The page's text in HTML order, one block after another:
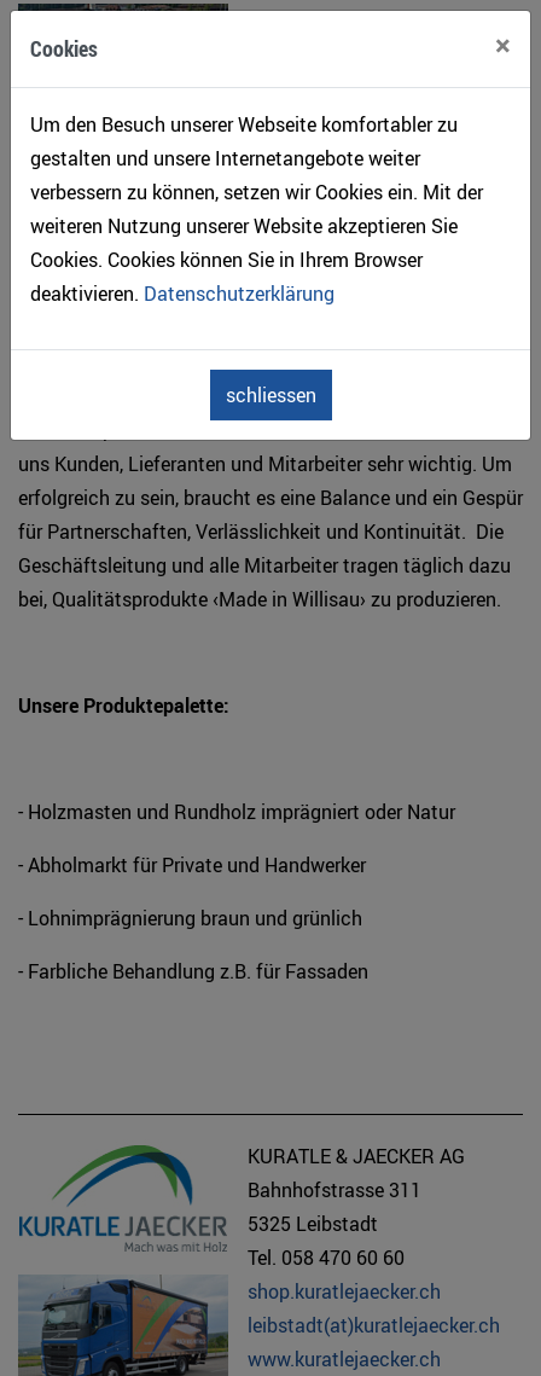
Cookies ×
Um den Besuch unserer Webseite komfortabler zu
gestalten und unsere Internetangebote weiter
verbessern zu können, setzen wir Cookies ein. Mit der
weiteren Nutzung unserer Website akzeptieren Sie
Cookies. Cookies können Sie in Ihrem Browser
deaktivieren. Datenschutzerklärung
schliessen
Fax 041 972 80 05
www.impraegnierwerk.ch
info (at) impraegnierwerk.ch
Seite 1913 stehen wir für Qualität, Zuverlässigkeit und
uns Kunden, Lieferanten und Mitarbeiter sehr wichtig. Um
erfolgreich zu sein, braucht es eine Balance und ein Gespür
für Partnerschaften, Verlässlichkeit und Kontinuität. Die
Geschäftsleitung und alle Mitarbeiter tragen täglich dazu
bei, Qualitätsprodukte ‹Made in Willisau› zu produzieren.
Unsere Produktepalette:
- Holzmasten und Rundholz imprägniert oder Natur
- Abholmarkt für Private und Handwerker
- Lohnimprägnierung braun und grünlich
- Farbliche Behandlung z.B. für Fassaden
KURATLE & JAECKER AG
Bahnhofstrasse 311
5325 Leibstadt
Tel. 058 470 60 60
shop.kuratlejaecker.ch
leibstadt(at)kuratlejaecker.ch
www.kuratlejaecker.ch